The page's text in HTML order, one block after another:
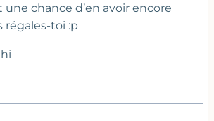
une chance d’en avoir encore
régales-toi :p